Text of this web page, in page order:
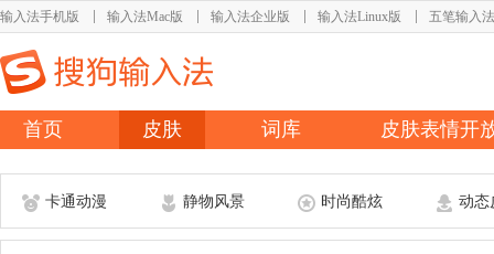
输入法手机版 输入法Mac版 输入法企业版 输入法Linux版 五笔输入法
首页 皮肤 词库 皮肤表情开
卡通动漫 静物风景 时尚酷炫 动态